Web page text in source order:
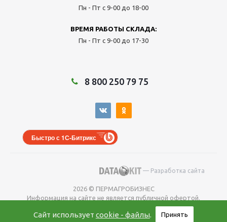
Пн - Пт с 9-00 до 18-00
ВРЕМЯ РАБОТЫ СКЛАДА:
Пн - Пт с 9-00 до 17-30
8 800 250 79 75
Быстро с 1С-Битрикс
— Разработка сайта
2026 © ПЕРМАГРОБИЗНЕС
Информация на сайте не является публичной офертой.
цену уточняйте у менеджера во время оформления заказа
Сайт использует cookie - файлы. Принять